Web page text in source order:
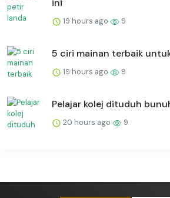
ini
19 hours ago 9
5 ciri mainan terbaik
19 hours ago 9
Pelajar kolej dituduh
20 hours ago 9